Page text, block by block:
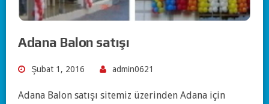
Adana Balon satışı
Şubat 1, 2016 admin0621
Adana Balon satışı sitemiz üzerinden Adana için